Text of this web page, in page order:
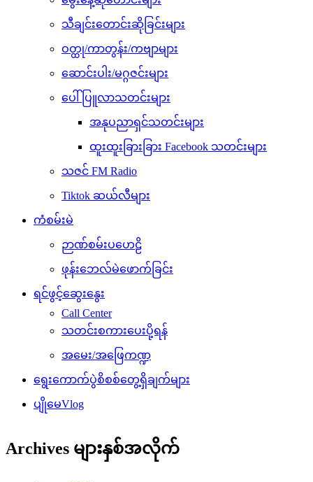
သီချင်းတောင်းဆိုခြင်းများ
ဝတ္ထု/ကာတွန်း/ကဗျာများ
ဆောင်းပါး/မဂ္ဂဇင်းများ
ပေါ်ပြူလာသတင်းများ
အနုပညာရှင်သတင်းများ
ထူးထူးခြားခြား Facebook သတင်းများ
သဇင် FM Radio
Tiktok ဆယ်လီများ
ကံစမ်းမဲ
ဉာဏ်စမ်းပဟေဠိ
ဖုန်းဘေလ်မဲဖောက်ခြင်း
ရင်ဖွင့်ဆွေးနွေး
Call Center
သတင်းစကားပေးပို့ရန်
အမေး/အဖြေကဏ္ဍ
ရွေးကောက်ပွဲစိစစ်တွေ့ရှိချက်များ
ပျိုမေVlog
Archives များနှစ်အလိုက်